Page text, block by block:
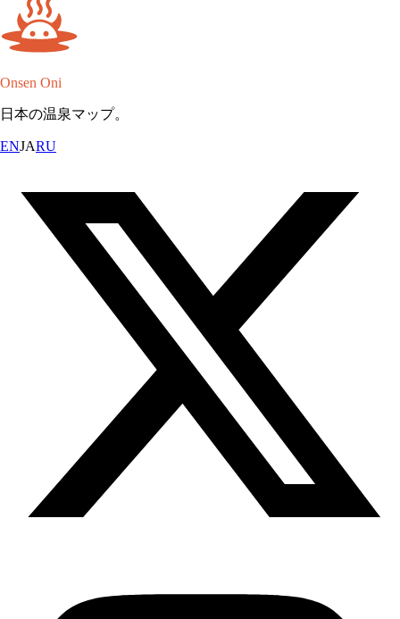
Onsen Oni
日本の温泉マップ。
ENJARU